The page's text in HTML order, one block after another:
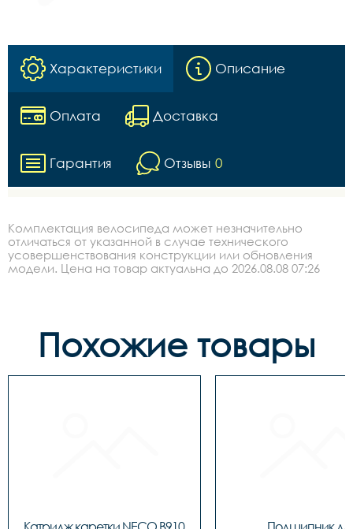
Характеристики Описание
Оплата Доставка
Гарантия Отзывы 0
Комплектация велосипеда может незначительно
отличаться от указанной в случае технического
усовершенствования конструкции или обновления
модели. Цена на товар актуальна до 2026.08.08 07:26
Похожие товары